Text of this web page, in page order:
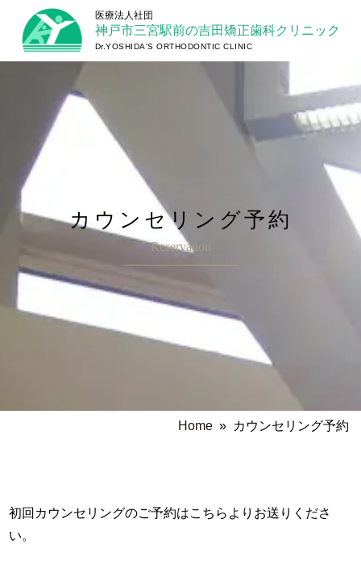
神戸市三宮駅前の吉田矯正歯科クリニック
カウンセリング予約
Home » カウンセリング予約
初回カウンセリングのご予約はこちらよりお送りくださ
い。